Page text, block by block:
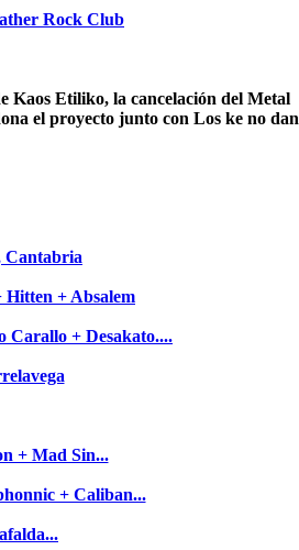
Rock Club
Kaos Etiliko, la cancelación del Metal
el proyecto junto con Los ke no dan
Cantabria
Hitten + Absalem
Carallo + Desakato....
+ Mad Sin...
+ Caliban...